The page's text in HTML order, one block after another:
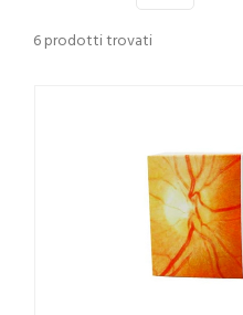
6 prodotti trovati